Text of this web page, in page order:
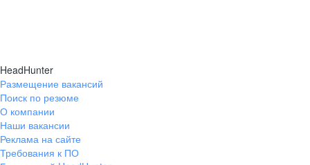
HeadHunter
Размещение вакансий
Поиск по резюме
О компании
Наши вакансии
Реклама на сайте
Требования к ПО